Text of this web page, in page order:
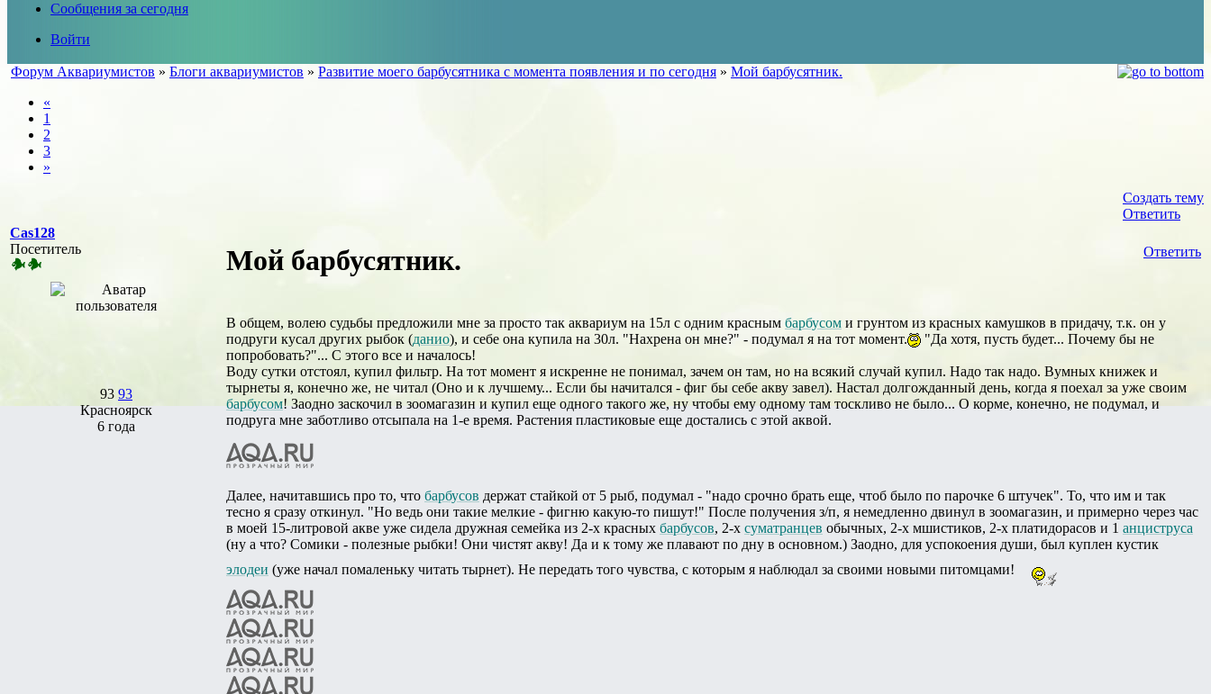
Сообщения за сегодня
Войти
Форум Аквариумистов » Блоги аквариумистов » Развитие моего барбусятника с момента появления и по сегодня » Мой барбусятник.
«
1
2
3
»
Создать тему
Ответить
Cas128
Посетитель
93 93
Красноярск
6 года
Ответить
Мой барбусятник.
В общем, волею судьбы предложили мне за просто так аквариум на 15л с одним красным барбусом и грунтом из красных камушков в придачу, т.к. он у
подруги кусал других рыбок (данио), и себе она купила на 30л. "Нахрена он мне?" - подумал я на тот момент.
"Да хотя, пусть будет... Почему бы не
попробовать?"... С этого все и началось!
Воду сутки отстоял, купил фильтр. На тот момент я искренне не понимал, зачем он там, но на всякий случай купил. Надо так надо. Вумных книжек и
тырнеты я, конечно же, не читал (Оно и к лучшему... Если бы начитался - фиг бы себе акву завел). Настал долгожданный день, когда я поехал за уже своим
барбусом! Заодно заскочил в зоомагазин и купил еще одного такого же, ну чтобы ему одному там тоскливо не было... О корме, конечно, не подумал, и
подруга мне заботливо отсыпала на 1-е время. Растения пластиковые еще достались с этой аквой.
Далее, начитавшись про то, что барбусов держат стайкой от 5 рыб, подумал - "надо срочно брать еще, чтоб было по парочке 6 штучек". То, что им и так
тесно я сразу откинул. "Но ведь они такие мелкие - фигню какую-то пишут!" После получения з/п, я немедленно двинул в зоомагазин, и примерно через час
в моей 15-литровой акве уже сидела дружная семейка из 2-х красных барбусов, 2-х суматранцев обычных, 2-х мшистиков, 2-х платидорасов и 1 анциструса
(ну а что? Сомики - полезные рыбки! Они чистят акву! Да и к тому же плавают по дну в основном.) Заодно, для успокоения души, был куплен кустик
элодеи (уже начал помаленьку читать тырнет). Не передать того чувства, с которым я наблюдал за своими новыми питомцами!